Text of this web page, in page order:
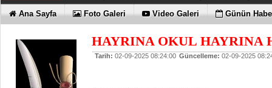
12:17 |THY REKOR KIRMAYI SEVİYOR
12:02 |ÖZEL FİYATLARLA GELDİLER
11:56 |İŞTE HONOR MAGIC V6
11:53 |TECNO'DA YENİLİKLER VAR
Ana Sayfa Foto Galeri Video Galeri Günün
HAYRINA OKUL HAYRINA
Tarih: 02-09-2025 08:24:00 Güncelleme: 02-09-2025